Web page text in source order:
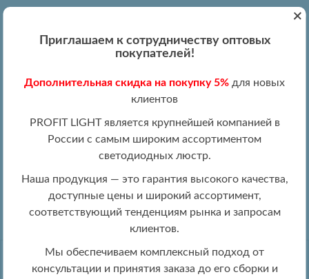
Регистрация
ПН-ПТ 09:00 - 19:00
info@profitlight.ru
Люстры оптом » Люстры LED оптом » 8077/6 GRP
+
Приглашаем к сотрудничеству оптовых
покупателей!
Дополнительная скидка на покупку 5% для новых
клиентов
PROFIT LIGHT является крупнейшей компанией в
России с самым широким ассортиментом
светодиодных люстр.
Наша продукция — это гарантия высокого качества,
доступные цены и широкий ассортимент,
соответствующий тенденциям рынка и запросам
клиентов.
Мы обеспечиваем комплексный подход от
консультации и принятия заказа до его сборки и